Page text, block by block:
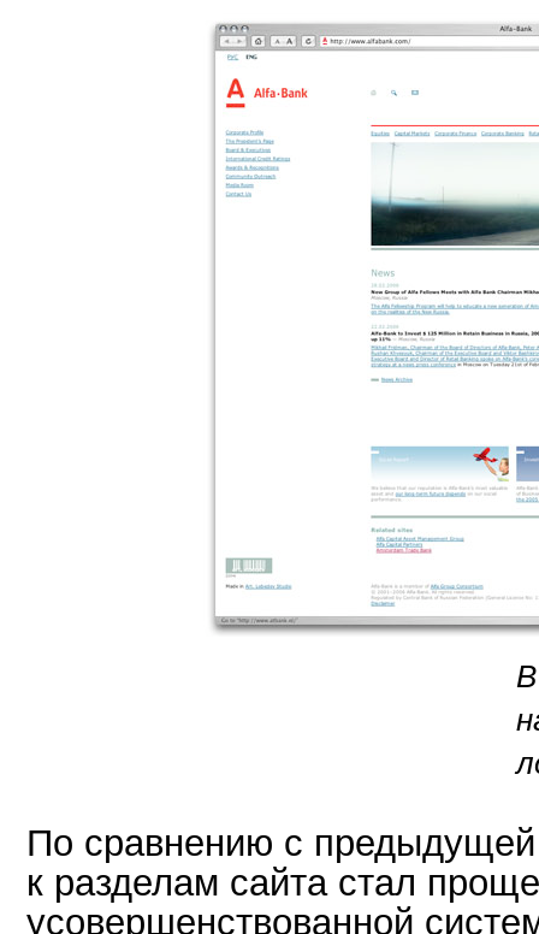
По сравнению с предыдущей
к разделам сайта стал
усовершенствованной